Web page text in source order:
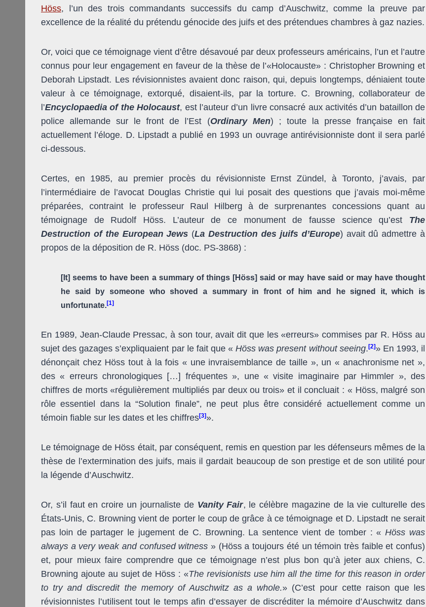
Höss, l’un des trois commandants successifs du camp d’Auschwitz, comme la preuve par
excellence de la réalité du prétendu génocide des juifs et des prétendues chambres à gaz nazies.
Or, voici que ce témoignage vient d’être désavoué par deux professeurs américains, l’un et l’autre
connus pour leur engagement en faveur de la thèse de l’«Holocauste» : Christopher Browning et
Deborah Lipstadt. Les révisionnistes avaient donc raison, qui, depuis longtemps, déniaient toute
valeur à ce témoignage, extorqué, disaient-ils, par la torture. C. Browning, collaborateur de
l’Encyclopaedia of the Holocaust, est l’auteur d’un livre consacré aux activités d’un bataillon de
police allemande sur le front de l’Est (Ordinary Men) ; toute la presse française en fait
actuellement l’éloge. D. Lipstadt a publié en 1993 un ouvrage antirévisionniste dont il sera parlé
ci-dessous.
Certes, en 1985, au premier procès du révisionniste Ernst Zündel, à Toronto, j’avais, par
l’intermédiaire de l’avocat Douglas Christie qui lui posait des questions que j’avais moi-même
préparées, contraint le professeur Raul Hilberg à de surprenantes concessions quant au
témoignage de Rudolf Höss. L’auteur de ce monument de fausse science qu’est The
Destruction of the European Jews (La Destruction des juifs d’Europe) avait dû admettre à
propos de la déposition de R. Höss (doc. PS-3868) :
[It] seems to have been a summary of things [Höss] said or may have said or may have thought
he said by someone who shoved a summary in front of him and he signed it, which is
unfortunate.[1]
En 1989, Jean-Claude Pressac, à son tour, avait dit que les «erreurs» commises par R. Höss au
sujet des gazages s’expliquaient par le fait que «Höss was present without seeing.[2]» En 1993, il
dénonçait chez Höss tout à la fois « une invraisemblance de taille », un « anachronisme net »,
des « erreurs chronologiques […] fréquentes », une « visite imaginaire par Himmler », des
chiffres de morts «régulièrement multipliés par deux ou trois» et il concluait : « Höss, malgré son
rôle essentiel dans la “Solution finale”, ne peut plus être considéré actuellement comme un
témoin fiable sur les dates et les chiffres[3]».
Le témoignage de Höss était, par conséquent, remis en question par les défenseurs mêmes de la
thèse de l’extermination des juifs, mais il gardait beaucoup de son prestige et de son utilité pour
la légende d’Auschwitz.
Or, s’il faut en croire un journaliste de Vanity Fair, le célèbre magazine de la vie culturelle des
États-Unis, C. Browning vient de porter le coup de grâce à ce témoignage et D. Lipstadt ne serait
pas loin de partager le jugement de C. Browning. La sentence vient de tomber : «Höss was
always a very weak and confused witness » (Höss a toujours été un témoin très faible et confus)
et, pour mieux faire comprendre que ce témoignage n’est plus bon qu’à jeter aux chiens, C.
Browning ajoute au sujet de Höss : «The revisionists use him all the time for this reason in order
to try and discredit the memory of Auschwitz as a whole.» (C’est pour cette raison que les
révisionnistes l’utilisent tout le temps afin d’essayer de discréditer la mémoire d’Auschwitz dans